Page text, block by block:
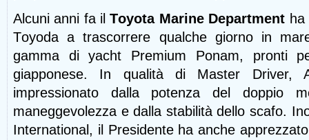
Alcuni anni fa ilToyota Marine Department
Toyoda a trascorrere qualche giorno in
gamma di yacht Premium Ponam, pronti
giapponese. In qualità di Master Driver,
impressionato dalla potenza del doppio
maneggevolezza e dalla stabilità dello scafo.
International, il Presidente ha anche